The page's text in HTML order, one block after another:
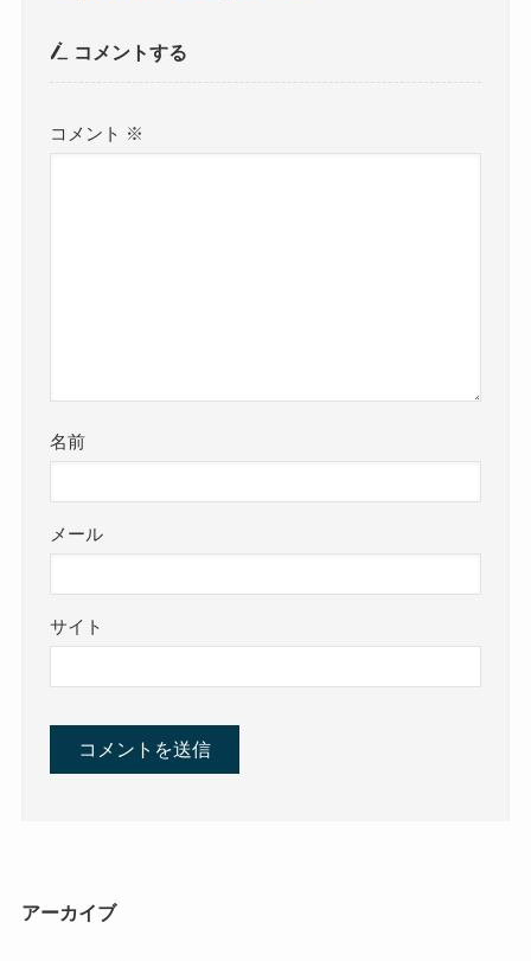
コメントする
コメント ※
名前
メール
サイト
アーカイブ